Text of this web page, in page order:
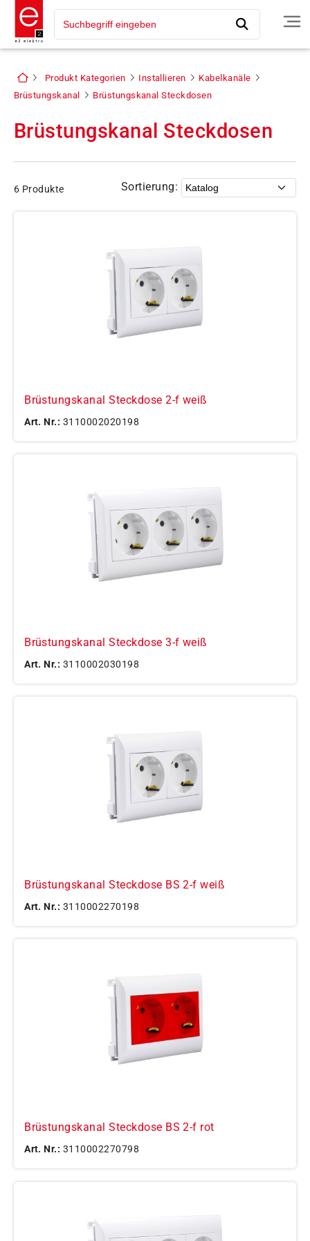
Produkt Kategorien Installieren
Kabelkanäle
Brüstungskanal
Brüstungskanal Steckdosen
Brüstungskanal Steckdosen
6 Produkte Sortierung:
Brüstungskanal Steckdose 2-f weiß
Art. Nr.: 3110002020198
Brüstungskanal Steckdose 3-f weiß
Art. Nr.: 3110002030198
Brüstungskanal Steckdose BS 2-f weiß
Art. Nr.: 3110002270198
Brüstungskanal Steckdose BS 2-f rot
Art. Nr.: 3110002270798